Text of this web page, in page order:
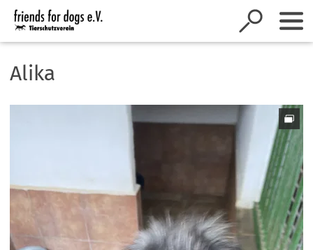
Inhalt anspringen
Alika